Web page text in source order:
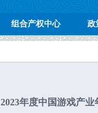
组合产权中心 政
2023年度中国游戏产